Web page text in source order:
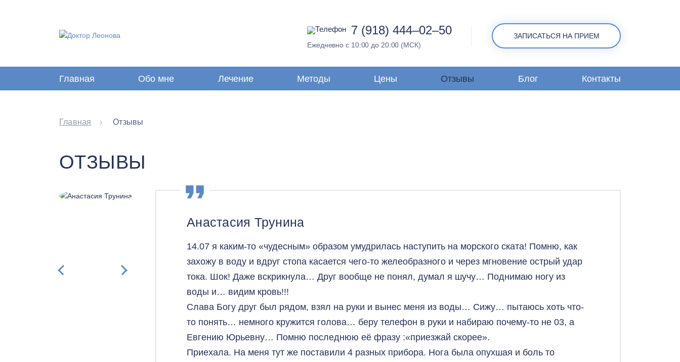
7 (918) 444–02–50
Ежедневно с 10:00 до 20:00 (МСК)
ЗАПИСАТЬСЯ НА ПРИЕМ
Главная Обо мне Лечение Методы Цены Отзывы Блог Контакты
Главная Отзывы
ОТЗЫВЫ
Анастасия Трунина
14.07 я каким-то «чудесным» образом умудрилась наступить на морского ската! Помню, как
захожу в воду и вдруг стопа касается чего-то желеобразного и через мгновение острый удар
тока. Шок! Даже вскрикнула… Друг вообще не понял, думал я шучу… Поднимаю ногу из
воды и… видим кровь!!!
Слава Богу друг был рядом, взял на руки и вынес меня из воды… Сижу… пытаюсь хоть что-
то понять… немного кружится голова… беру телефон в руки и набираю почему-то не 03, а
Евгению Юрьевну… Помню последнюю её фразу :«приезжай скорее».
Приехала. На меня тут же поставили 4 разных прибора. Нога была опухшая и боль то